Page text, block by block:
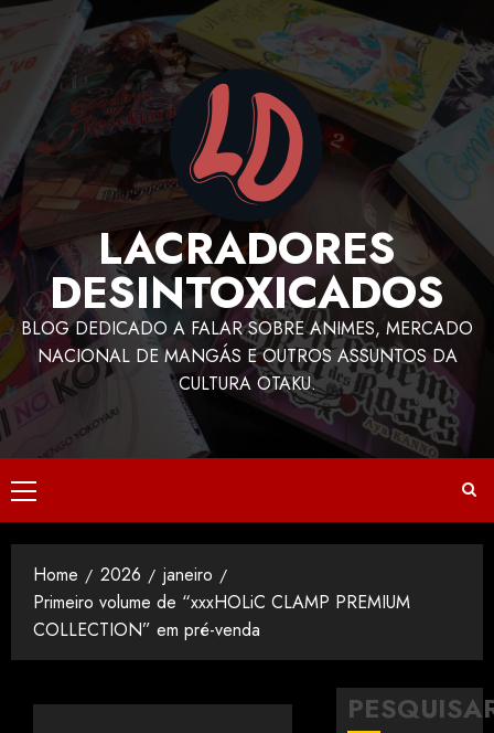
LACRADORES
DESINTOXICADOS
BLOG DEDICADO A FALAR SOBRE ANIMES, MERCADO
NACIONAL DE MANGÁS E OUTROS ASSUNTOS DA
CULTURA OTAKU.
Home 2026
janeiro
Primeiro volume de “xxxHOLiC CLAMP PREMIUM
COLLECTION” em pré-venda